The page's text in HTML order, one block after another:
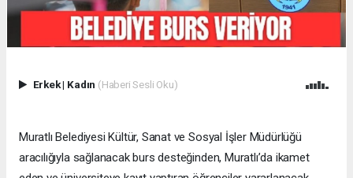
Erkek| Kadın (Haberi Sesli Oku)
Muratlı Belediyesi Kültür, Sanat ve Sosyal İşler Müdürlüğü
aracılığıyla sağlanacak burs desteğinden, Muratlı’da ikamet